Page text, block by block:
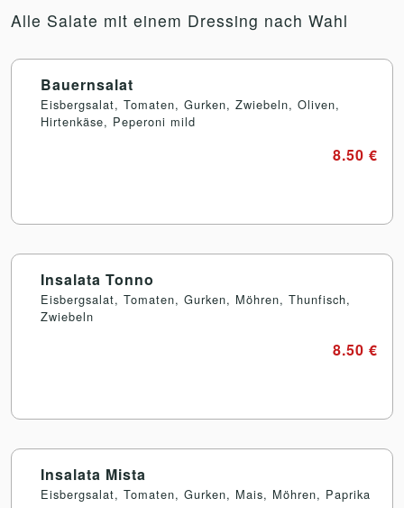
Alle Salate mit einem Dressing nach Wahl
Bauernsalat
Eisbergsalat, Tomaten, Gurken, Zwiebeln, Oliven,
Hirtenkäse, Peperoni mild
8.50 €
Insalata Tonno
Eisbergsalat, Tomaten, Gurken, Möhren, Thunfisch,
Zwiebeln
8.50 €
Insalata Mista
Eisbergsalat, Tomaten, Gurken, Mais, Möhren, Paprika